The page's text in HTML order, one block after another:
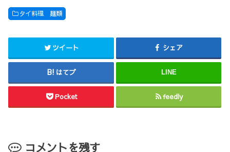
タイ料理 麺類
ツイート シェア
はてブ LINE
Pocket feedly
コメントを残す